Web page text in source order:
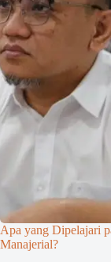
Apa yang Dipelajari
Manajerial?